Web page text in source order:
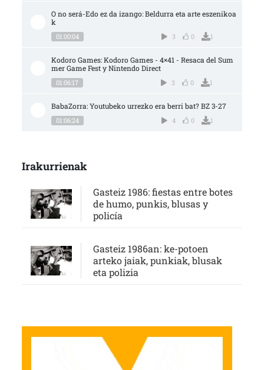
O no será-Edo ez da izango: Beldurra eta arte eszenikoa
k
01:00:04 3 0 1
Kodoro Games: Kodoro Games - 4×41 - Resaca del Sum
mer Game Fest y Nintendo Direct
01:06:17 3 0 1
BabaZorra: Youtubeko urrezko era berri bat? BZ 3-27
01:06:24 4 0 1
Irakurrienak
Gasteiz 1986: fiestas entre botes
de humo, punkis, blusas y
policía
Gasteiz 1986an: ke-potoen
arteko jaiak, punkiak, blusak
eta polizia